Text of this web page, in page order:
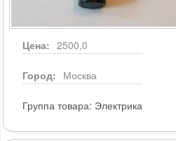
Цена: 2500,0
Город: Москва
Группа товара: Электрика